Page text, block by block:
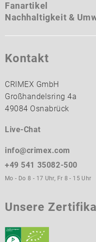
Fanartikel
Nachhaltigkeit &
Kontakt
CRIMEX GmbH
Großhandelsring 4a
49084 Osnabrück
Live-Chat
info@crimex.com
+49 541 35082-500
Mo - Do 8 - 17 Uhr, Fr 8 - 15 Uhr
Unsere